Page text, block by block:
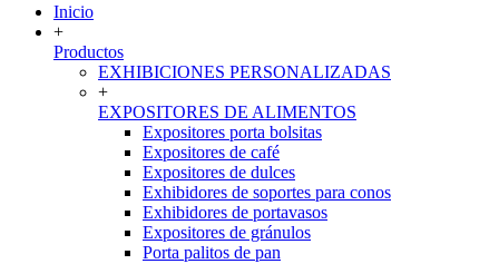
Inicio
+
Productos
EXHIBICIONES PERSONALIZADAS
+
EXPOSITORES DE ALIMENTOS
Expositores porta bolsitas
Expositores de café
Expositores de dulces
Exhibidores de soportes para conos
Exhibidores de portavasos
Expositores de gránulos
Porta palitos de pan